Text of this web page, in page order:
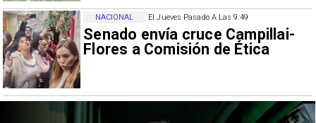
El Jueves Pasado A Las 9:49
Senado envía cruce Campillai-
Flores a Comisión de Ética
NACIONAL